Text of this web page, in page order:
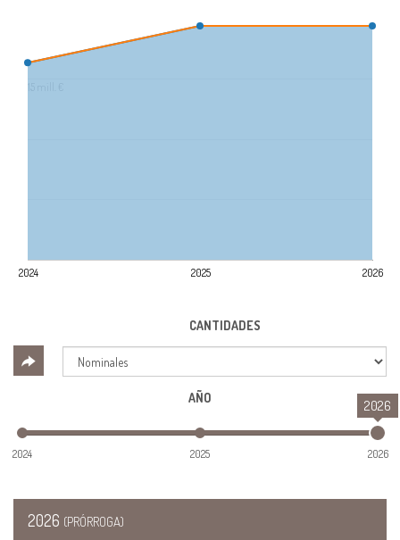
2024 2025 2026
CANTIDADES
AÑO 2026
2024 2025 2026
2026 (PRÓRROGA)